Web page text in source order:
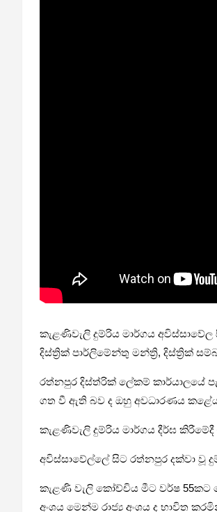
කැළණිවැලි දුම්රිය මාර්ගය
දිස්ත්‍රික් පාර්ලිමේන්තු මන්ත්‍රි, දිස්ත්‍රික්
රත්නපුර දිස්ත්රික් ලේකම් කාර්යාලයේ
ගත වී ඇති බව ද ඔහු අවධාරණය
කැළණිවැලි දුම්රිය මාර්ගය දීර්ඝ
අවිස්සාවේල්ලේ සිට රත්නපුර දක්වා වූ
කැළණි වැලි කෝච්චිය මීට වර්ෂ 55කට
අංශය මෙන්ම රාජ්‍ය අංශය ද භාවිත